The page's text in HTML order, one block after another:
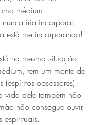
médium.
iria incorporar.
está me incorporando!
na mesma situação.
tem um monte de
(espíritos obsessores).
vida dele também não
não consegue ouvir,
espirituais.